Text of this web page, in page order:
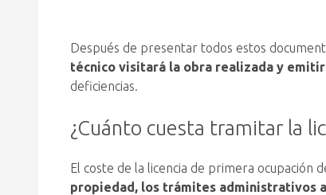
Después de presentar todos estos
técnico visitará la obra realizada y
deficiencias.
¿Cuánto cuesta tramitar la
El coste de la licencia de primera ocupación
propiedad, los trámites administrativos